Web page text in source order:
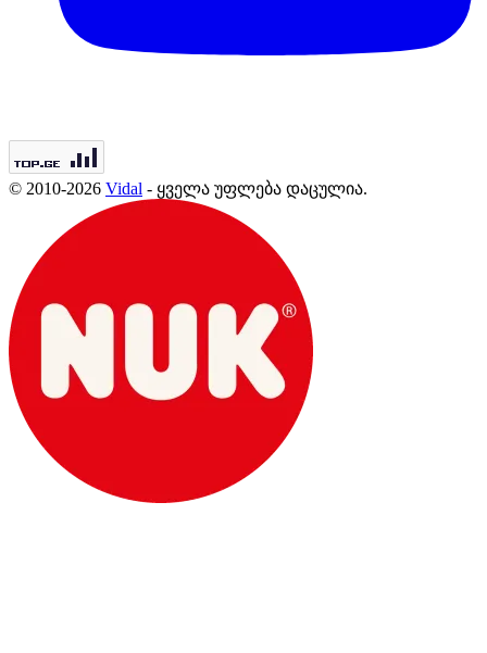
© 2010-2026 Vidal - ყველა უფლება დაცულია.